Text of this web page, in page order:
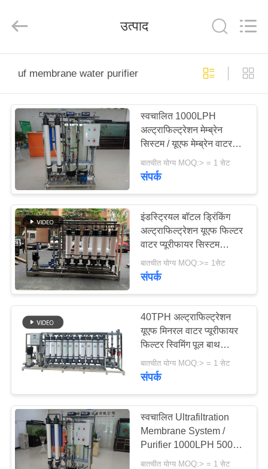
उत्पादों
हमारे
बारे
कारखाना
भ्रमण
गुणवत्ता
नियंत्रण
संपर्क
एक
उद्धरण
का
अनुरोध
Treatment
Equipment
All
उत्पाद
uf membrane water purifier
स्वचालित 1000LPH
अल्ट्राफिल्ट्रेशन मेम्ब्रेन
सिस्टम / यूएफ मेम्ब्रेन वाटर
प्यूरीफायर
बातचीत योग्य MOQ:> = 1 सेट
संपर्क
इंडस्ट्रियल बॉटल ड्रिंकिंग
अल्ट्राफिल्ट्रेशन यूएफ फिल्टर
वाटर प्यूरीफायर सिस्टम
20000 एलपीएच
बातचीत योग्य MOQ:>= 1सेट
संपर्क
40TPH अल्ट्राफिल्ट्रेशन
यूएफ मिनरल वाटर प्यूरीफायर
फिल्टर स्विमिंग पूल बाथ
सर्कुलेटिंग फिल्टर
बातचीत योग्य MOQ:> = 1 सेट
संपर्क
स्वचालित Ultrafiltration
Membrane System /
Purifier 1000LPH 5000L
बातचीत योग्य MOQ:> = 1 सेट